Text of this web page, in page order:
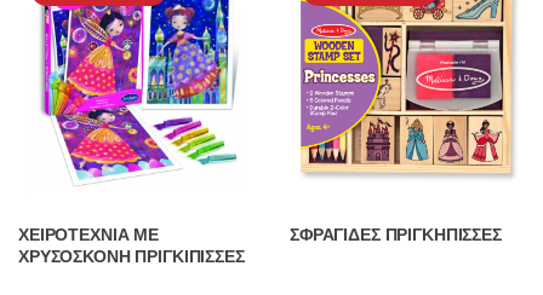
ΧΕΙΡΟΤΕΧΝΙΑ ΜΕ
ΧΡΥΣΟΣΚΟΝΗ ΠΡΙΓΚΙΠΙΣΣΕΣ
ΣΦΡΑΓΙΔΕΣ ΠΡΙΓΚΗΠΙΣΣΕΣ